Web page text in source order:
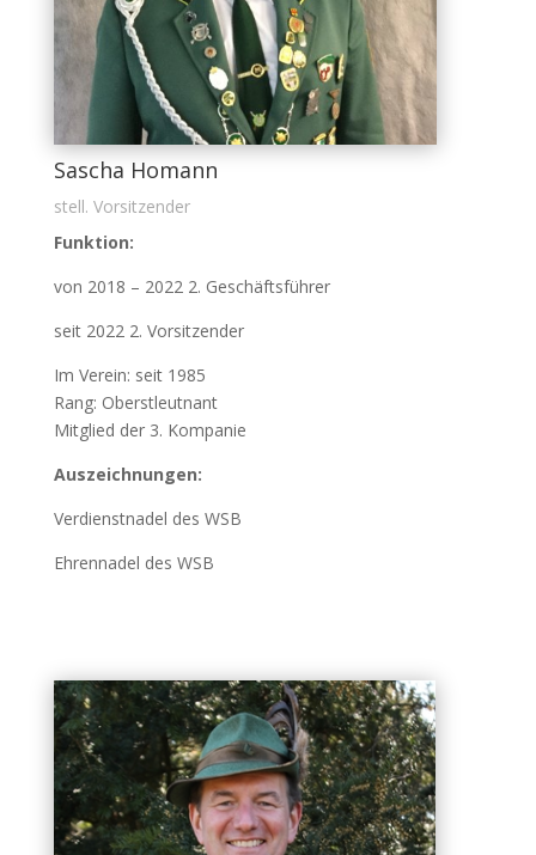
Sascha Homann
stell. Vorsitzender
Funktion:
von 2018 – 2022 2. Geschäftsführer
seit 2022 2. Vorsitzender
Im Verein: seit 1985
Rang: Oberstleutnant
Mitglied der 3. Kompanie
Auszeichnungen:
Verdienstnadel des WSB
Ehrennadel des WSB